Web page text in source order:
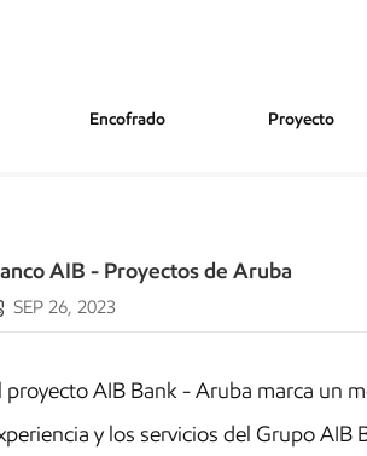
Encofrado Proyecto
AIB - Proyectos de Aruba
SEP 26, 2023
proyecto AIB Bank - Aruba marca un
y los servicios del Grupo